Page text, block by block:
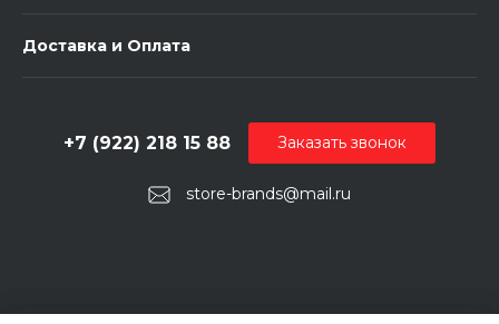
Доставка и Оплата
store-brands@mail.ru
+7 (922) 218 15 88 Заказать звонок